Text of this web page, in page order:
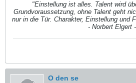
"Einstellung ist alles. Talent wird
Grundvoraussetzung, ohne Talent geht
nur in die Tür. Charakter, Einstellung und
- Norbert Elgert -
O den se